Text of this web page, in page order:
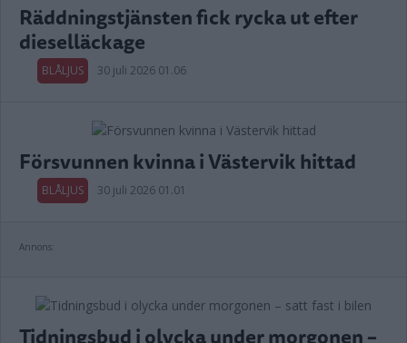
Räddningstjänsten fick rycka ut efter
dieselläckage
BLÅLJUS 30 juli 2026 01.06
Försvunnen kvinna i Västervik hittad
BLÅLJUS 30 juli 2026 01.01
Annons:
Tidningsbud i olycka under morgonen –